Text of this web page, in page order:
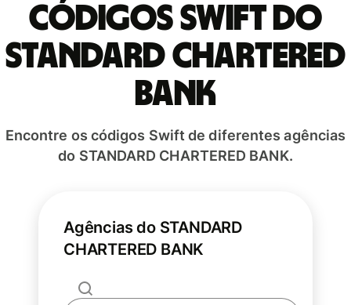
Códigos Swift do
STANDARD CHARTERED
BANK
Encontre os códigos Swift de diferentes agências
do STANDARD CHARTERED BANK.
Agências do STANDARD
CHARTERED BANK